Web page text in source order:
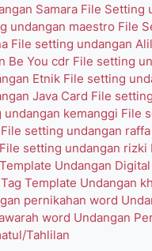
Samara File Setting
undangan maestro File
File setting undangan
Be You cdr File setting
Etnik File setting
Java Card File
undangan kemanggi File
File setting undangan raffa
File setting undangan rizki
Template Undangan Digital
Template Undangan
pernikahan word
word Undangan
Tahlilan